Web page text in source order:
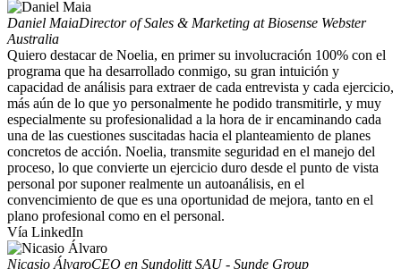
Daniel MaiaDirector of Sales & Marketing at Biosense Webster
Australia
Quiero destacar de Noelia, en primer su involucración 100% con el
programa que ha desarrollado conmigo, su gran intuición y
capacidad de análisis para extraer de cada entrevista y cada ejercicio,
más aún de lo que yo personalmente he podido transmitirle, y muy
especialmente su profesionalidad a la hora de ir encaminando cada
una de las cuestiones suscitadas hacia el planteamiento de planes
concretos de acción. Noelia, transmite seguridad en el manejo del
proceso, lo que convierte un ejercicio duro desde el punto de vista
personal por suponer realmente un autoanálisis, en el
convencimiento de que es una oportunidad de mejora, tanto en el
plano profesional como en el personal.
Vía LinkedIn
Nicasio ÁlvaroCEO en Sundolitt SAU - Sunde Group